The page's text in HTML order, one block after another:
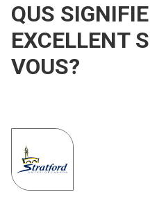
QUS
EXCELLENT
VOUS?